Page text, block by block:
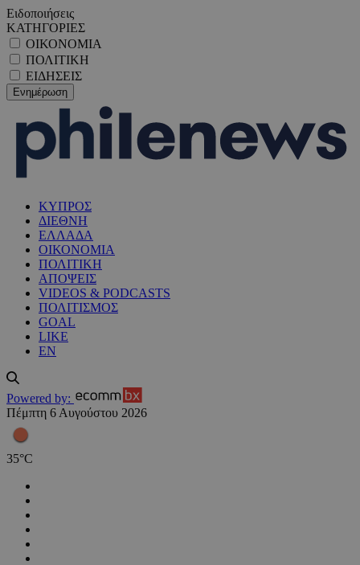
Ειδοποιήσεις
ΚΑΤΗΓΟΡΙΕΣ
ΟΙΚΟΝΟΜΙΑ
ΠΟΛΙΤΙΚΗ
ΕΙΔΗΣΕΙΣ
ΚΥΠΡΟΣ
ΔΙΕΘΝΗ
ΕΛΛΑΔΑ
ΟΙΚΟΝΟΜΙΑ
ΠΟΛΙΤΙΚΗ
ΑΠΟΨΕΙΣ
VIDEOS & PODCASTS
ΠΟΛΙΤΙΣΜΟΣ
GOAL
LIKE
EN
Powered by:
Πέμπτη 6 Αυγούστου 2026
35°C